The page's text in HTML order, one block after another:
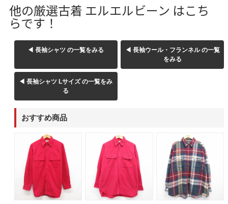
他の厳選古着 エルエルビーン はこち
らです！
◀ 長袖シャツ の一覧をみる
◀ 長袖ウール・フランネル の一覧
をみる
◀ 長袖シャツ Lサイズ の一覧をみ
る
おすすめ商品